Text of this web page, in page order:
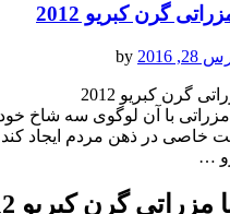
گرن کبریو 2012
2016
گرن کبریو 2012
مزراتی با آن لوگوی سه شاخ
خاصی در ذهن مردم ایجاد کند
…
مزراتی گرن کبریو 2012